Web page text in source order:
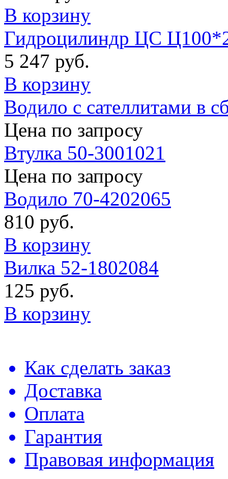
В корзину
Гидроцилиндр ЦС
5 247 руб.
В корзину
Водило с сателлитами в
Цена по запросу
Втулка 50-3001021
Цена по запросу
Водило 70-4202065
810 руб.
В корзину
Вилка 52-1802084
125 руб.
В корзину
Как сделать заказ
Доставка
Оплата
Гарантия
Правовая информация